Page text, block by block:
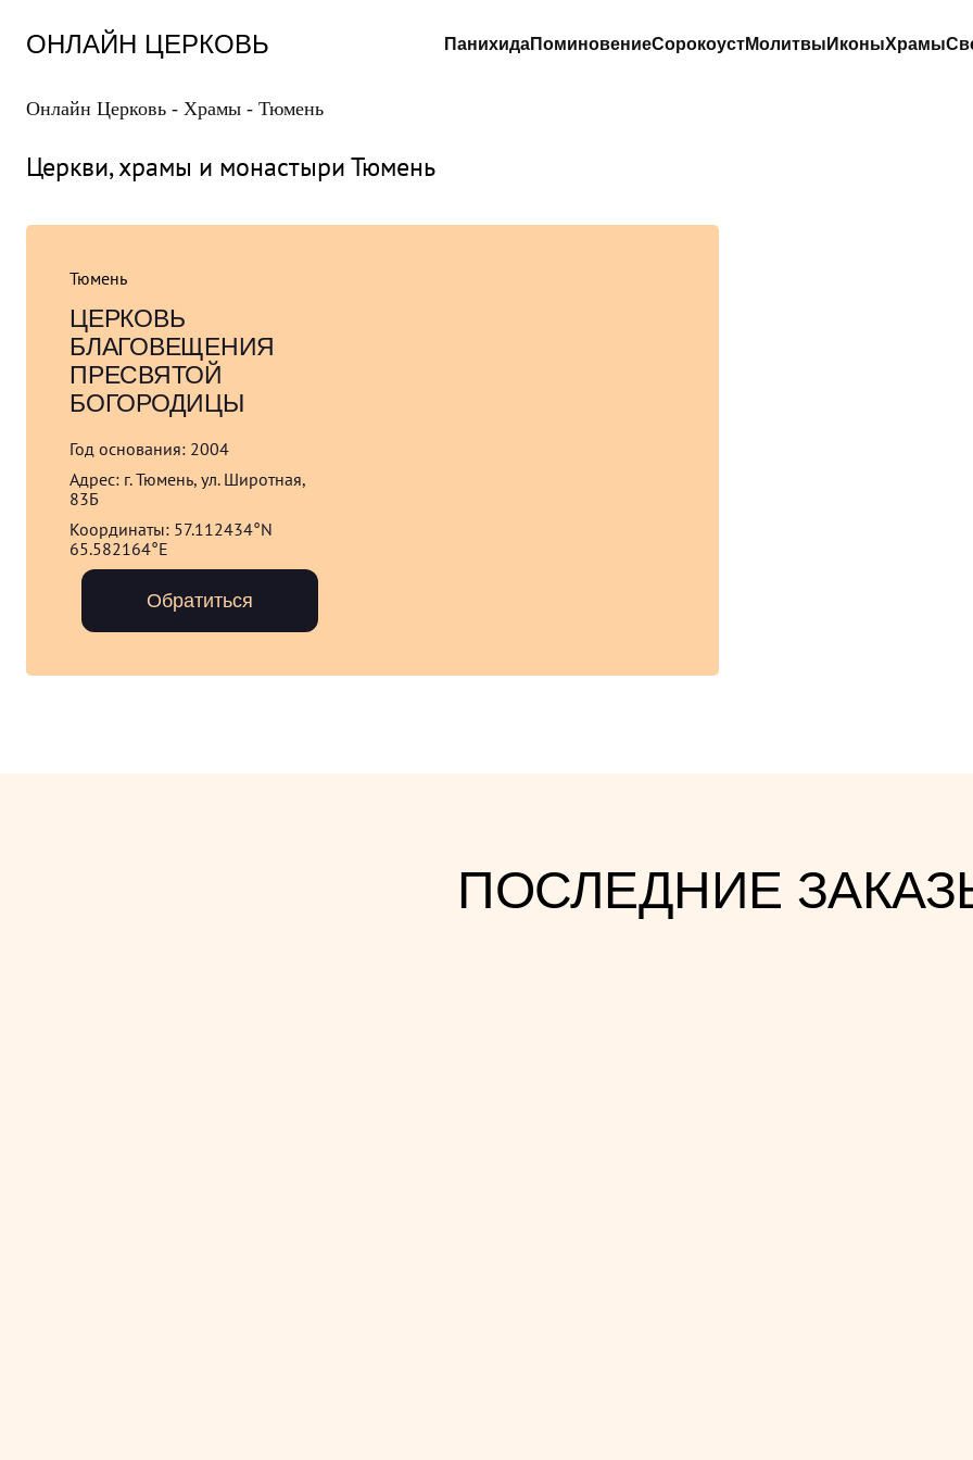
содержанию
ОНЛАЙН ЦЕРКОВЬ ПанихидаПоминовениеСорокоустМолитвы ИконыХрамы
Онлайн Церковь - Храмы - Тюмень
Церкви, храмы и монастыри Тюмень
Тюмень
ЦЕРКОВЬ
БЛАГОВЕЩЕНИЯ
ПРЕСВЯТОЙ
БОГОРОДИЦЫ
Год основания: 2004
Адрес: г. Тюмень, ул. Широтная,
83Б
Координаты: 57.112434°N
65.582164°E
Обратиться
ПОСЛЕДНИЕ